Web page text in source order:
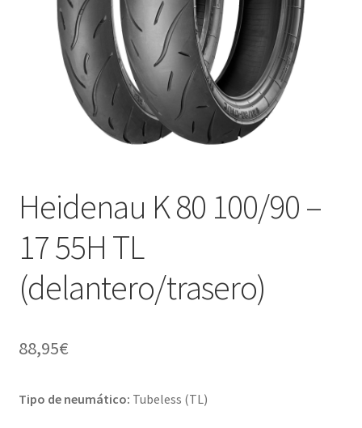
Heidenau K 80 100/90 –
17 55H TL
(delantero/trasero)
88,95€
Tipo de neumático: Tubeless (TL)